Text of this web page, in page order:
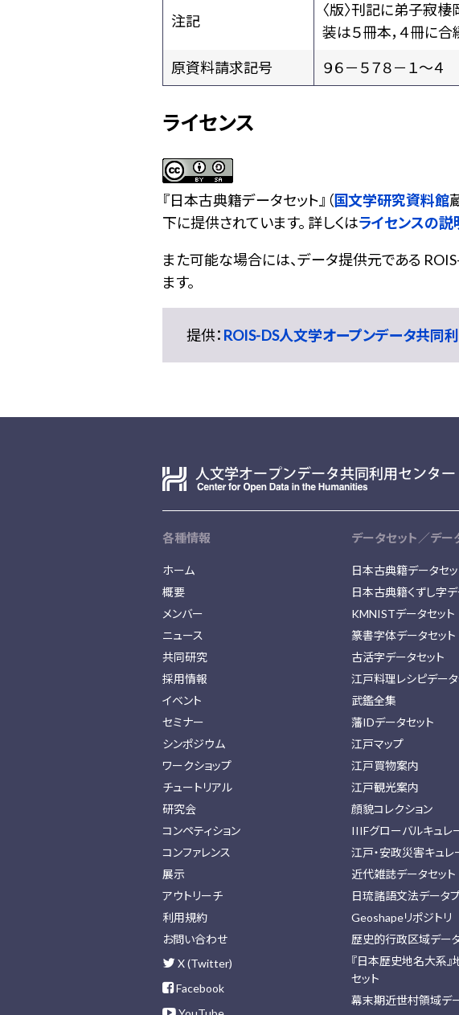
注記
〈版〉刊記に弟子寂棲
装は５冊本，４冊に合
原資料請求記号
９６－５７８－１～４
ライセンス
『日本古典籍データセット』（国文学研究資料館
下に提供されています。 詳しくはライセンスの説
また可能な場合には、データ提供元である
ます。
提供： ROIS-DS人文学オープンデータ共同
各種情報
ホーム
概要
メンバー
ニュース
共同研究
採用情報
イベント
セミナー
シンポジウム
ワークショップ
チュートリアル
研究会
コンペティション
コンファレンス
展示
アウトリーチ
利用規約
お問い合わせ
X (Twitter)
Facebook
データセット／デー
日本古典籍データセッ
日本古典籍くずし字デ
KMNISTデータセット
篆書字体データセット
古活字データセット
江戸料理レシピデータ
武鑑全集
藩IDデータセット
江戸マップ
江戸買物案内
江戸観光案内
顔貌コレクション
IIIFグローバルキュレ
江戸・安政災害キュレ
近代雑誌データセット
日琉諸語文法データ
Geoshapeリポジトリ
歴史的行政区域デー
『日本歴史地名大系
セット
幕末期近世村領域デ